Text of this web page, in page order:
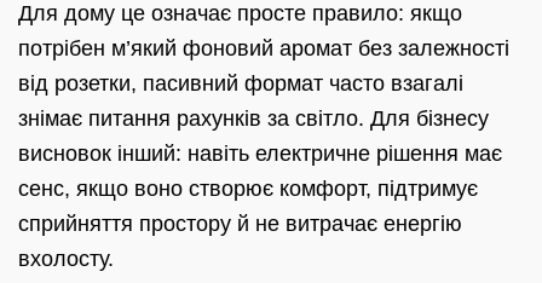
Для дому це означає просте правило: якщо
потрібен м’який фоновий аромат без залежності
від розетки, пасивний формат часто взагалі
знімає питання рахунків за світло. Для бізнесу
висновок інший: навіть електричне рішення має
сенс, якщо воно створює комфорт, підтримує
сприйняття простору й не витрачає енергію
вхолосту.